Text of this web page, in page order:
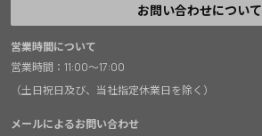
お問い合わせについて
営業時間について
営業時間：11:00～17:00
（土日祝日及び、当社指定休業日を除く）
メールによるお問い合わせ